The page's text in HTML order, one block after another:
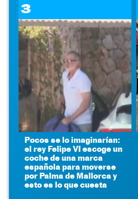
3
Pocos se lo imaginarían:
el rey Felipe VI escoge un
coche de una marca
española para moverse
por Palma de Mallorca y
esto es lo que cuesta